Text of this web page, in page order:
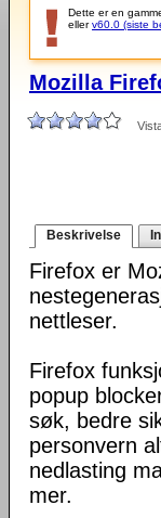
Dette er en
ellerv60.0 (siste
Mozilla
Beskrivelse
Firefox er
nettleser.
Firefox
popup
søk, bedre
personvern
nedlasting
mer.